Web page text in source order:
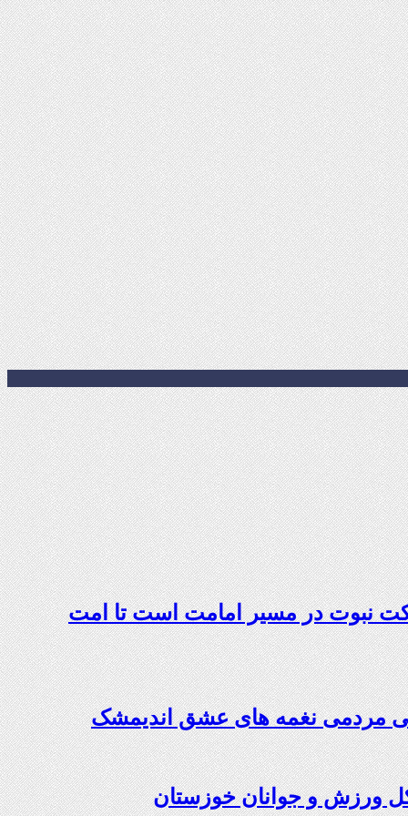
نبوت در مسیر امامت است تا امت
مردمی نغمه های عشق اندیمشک
ورزش و جوانان خوزستان